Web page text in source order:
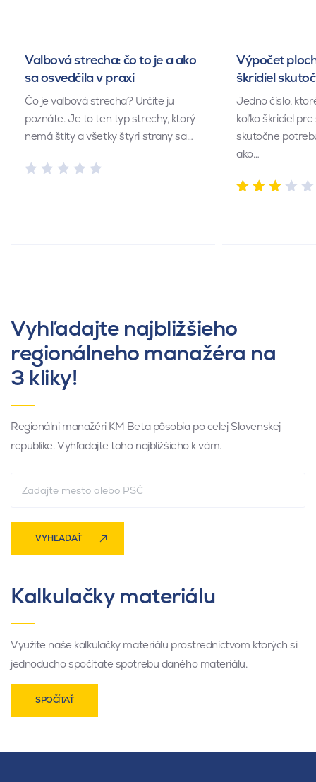
Valbová strecha: čo to je a ako
sa osvedčila v praxi
Čo je valbová strecha? Určite ju
poznáte. Je to ten typ strechy, ktorý
nemá štíty a všetky štyri strany sa…
Výpočet
škridiel
Jedno číslo,
koľko škridiel
skutočne
ako…
Vyhľadajte najbližšieho
regionálneho manažéra na
3 kliky!
Regionálni manažéri KM Beta pôsobia po celej Slovenskej
republike. Vyhľadajte toho najbližšieho k vám.
VYHĽADAŤ
Kalkulačky materiálu
Využite naše kalkulačky materiálu prostredníctvom ktorých si
jednoducho spočítate spotrebu daného materiálu.
SPOČÍTAŤ